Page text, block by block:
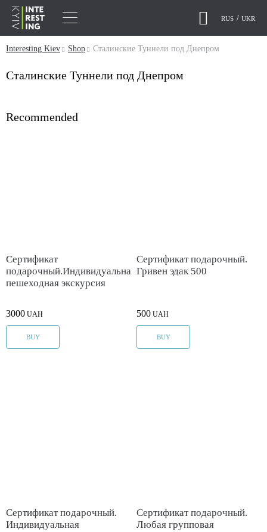
RUS UKR
Interesting Kiev Shop Сталинские Туннели под Днепром
Сталинские Туннели под Днепром
Recommended
Сертификат
подарочный.Индивидуальная
пешеходная экскурсия
3000 UAH
BUY
Сертификат подарочный.
Гривен эдак 500
500 UAH
BUY
Cертификат подарочный.
Индивидуальная
Cертификат подарочный.
Любая групповая